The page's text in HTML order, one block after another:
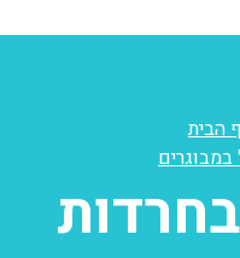
הבית
במבוגרים